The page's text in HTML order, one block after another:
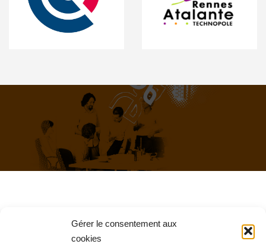
Gérer le consentement aux
cookies
Allience Bretagne